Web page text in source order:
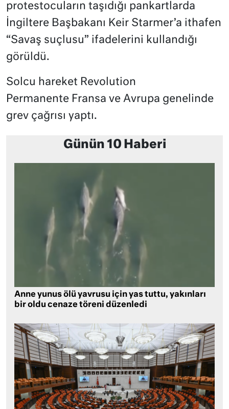
protestocuların taşıdığı pankartlarda
İngiltere Başbakanı Keir Starmer’a ithafen
“Savaş suçlusu” ifadelerini kullandığı
görüldü.
Solcu hareket Revolution
Permanente Fransa ve Avrupa genelinde
grev çağrısı yaptı.
Günün 10 Haberi
Anne yunus ölü yavrusu için yas tuttu, yakınları
bir oldu cenaze töreni düzenledi